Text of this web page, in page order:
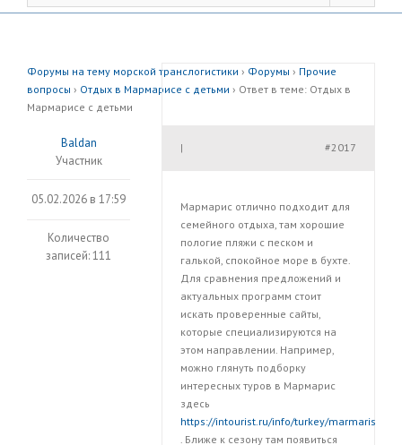
Форумы на тему морской транслогистики › Форумы › Прочие
вопросы › Отдых в Мармарисе с детьми › Ответ в теме: Отдых в
Мармарисе с детьми
Baldan
Участник
05.02.2026 в 17:59
Количество
записей: 111
#2017
|
Мармарис отлично подходит для
семейного отдыха, там хорошие
пологие пляжи с песком и
галькой, спокойное море в бухте.
Для сравнения предложений и
актуальных программ стоит
искать проверенные сайты,
которые специализируются на
этом направлении. Например,
можно глянуть подборку
интересных туров в Мармарис
здесь
https://intourist.ru/info/turkey/marmaris
. Ближе к сезону там появиться